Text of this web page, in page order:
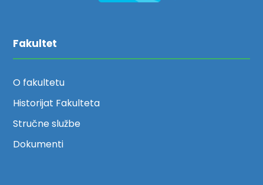
Fakultet
O fakultetu
Historijat Fakulteta
Stručne službe
Dokumenti